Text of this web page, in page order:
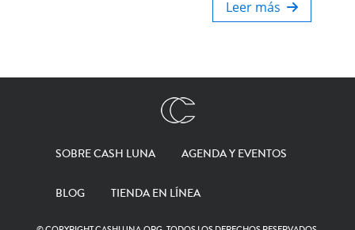
Leer más
SOBRE CASH LUNA AGENDA Y EVENTOS
BLOG TIENDA EN LÍNEA